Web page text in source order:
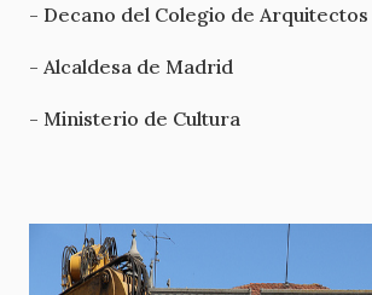
- Decano del Colegio de Arquitectos
- Alcaldesa de Madrid
- Ministerio de Cultura